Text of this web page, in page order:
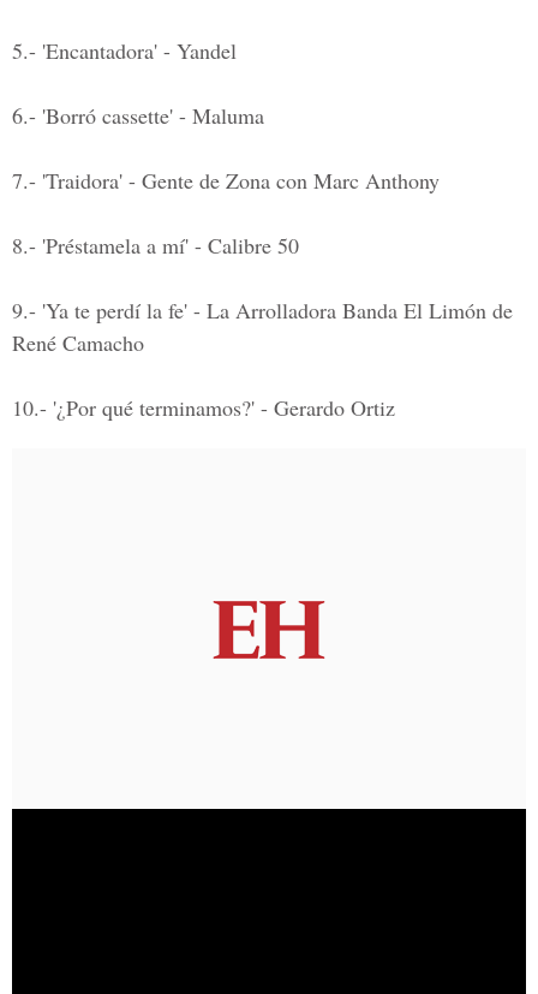
5.- 'Encantadora' - Yandel
6.- 'Borró cassette' - Maluma
7.- 'Traidora' - Gente de Zona con Marc Anthony
8.- 'Préstamela a mí' - Calibre 50
9.- 'Ya te perdí la fe' - La Arrolladora Banda El Limón de
René Camacho
10.- '¿Por qué terminamos?' - Gerardo Ortiz